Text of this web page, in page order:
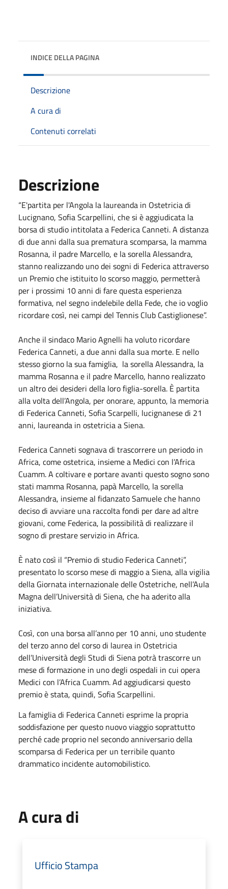
INDICE DELLA PAGINA
Descrizione
A cura di
Contenuti correlati
Descrizione
“E'partita per l'Angola la laureanda in Ostetricia di
Lucignano, Sofia Scarpellini, che si è aggiudicata la
borsa di studio intitolata a Federica Canneti. A distanza
di due anni dalla sua prematura scomparsa, la mamma
Rosanna, il padre Marcello, e la sorella Alessandra,
stanno realizzando uno dei sogni di Federica attraverso
un Premio che istituito lo scorso maggio, permetterà
per i prossimi 10 anni di fare questa esperienza
formativa, nel segno indelebile della Fede, che io voglio
ricordare così, nei campi del Tennis Club Castiglionese”.
Anche il sindaco Mario Agnelli ha voluto ricordare
Federica Canneti, a due anni dalla sua morte. E nello
stesso giorno la sua famiglia, la sorella Alessandra, la
mamma Rosanna e il padre Marcello, hanno realizzato
un altro dei desideri della loro figlia-sorella. È partita
alla volta dell’Angola, per onorare, appunto, la memoria
di Federica Canneti, Sofia Scarpelli, lucignanese di 21
anni, laureanda in ostetricia a Siena.
Federica Canneti sognava di trascorrere un periodo in
Africa, come ostetrica, insieme a Medici con l’Africa
Cuamm. A coltivare e portare avanti questo sogno sono
stati mamma Rosanna, papà Marcello, la sorella
Alessandra, insieme al fidanzato Samuele che hanno
deciso di avviare una raccolta fondi per dare ad altre
giovani, come Federica, la possibilità di realizzare il
sogno di prestare servizio in Africa.
È nato così il “Premio di studio Federica Canneti”,
presentato lo scorso mese di maggio a Siena, alla vigilia
della Giornata internazionale delle Ostetriche, nell’Aula
Magna dell’Università di Siena, che ha aderito alla
iniziativa.
Così, con una borsa all’anno per 10 anni, uno studente
del terzo anno del corso di laurea in Ostetricia
dell’Università degli Studi di Siena potrà trascorre un
mese di formazione in uno degli ospedali in cui opera
Medici con l’Africa Cuamm. Ad aggiudicarsi questo
premio è stata, quindi, Sofia Scarpellini.
La famiglia di Federica Canneti esprime la propria
soddisfazione per questo nuovo viaggio soprattutto
perché cade proprio nel secondo anniversario della
scomparsa di Federica per un terribile quanto
drammatico incidente automobilistico.
A cura di
Ufficio Stampa